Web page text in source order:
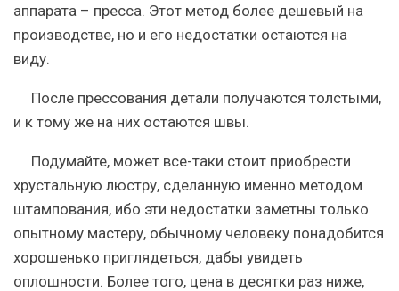
аппарата – пресса. Этот метод более дешевый на
производстве, но и его недостатки остаются на
виду.
После прессования детали получаются толстыми,
и к тому же на них остаются швы.
Подумайте, может все-таки стоит приобрести
хрустальную люстру, сделанную именно методом
штампования, ибо эти недостатки заметны только
опытному мастеру, обычному человеку понадобится
хорошенько приглядеться, дабы увидеть
оплошности. Более того, цена в десятки раз ниже,